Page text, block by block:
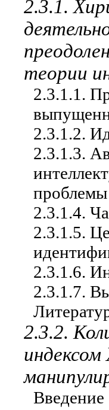
2.3.1.
теории
2.3.1.1.
2.3.1.2.
2.3.1.3.
проблемы
2.3.1.4.
2.3.1.5.
2.3.1.6.
2.3.1.7.
2.3.2.
Введение